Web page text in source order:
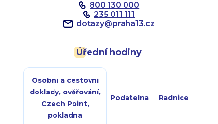
800 130 000
235 011 111
dotazy@praha13.cz
Úřední hodiny
Osobní a cestovní
doklady, ověřování,
Czech Point,
pokladna
Podatelna Radnice